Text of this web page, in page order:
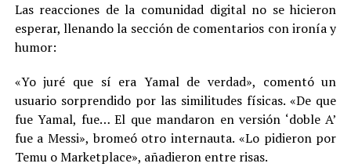
Las reacciones de la comunidad digital no se hicieron
esperar, llenando la sección de comentarios con ironía y
humor:
«Yo juré que sí era Yamal de verdad», comentó un
usuario sorprendido por las similitudes físicas. «De que
fue Yamal, fue… El que mandaron en versión ‘doble A’
fue a Messi», bromeó otro internauta. «Lo pidieron por
Temu o Marketplace», añadieron entre risas.